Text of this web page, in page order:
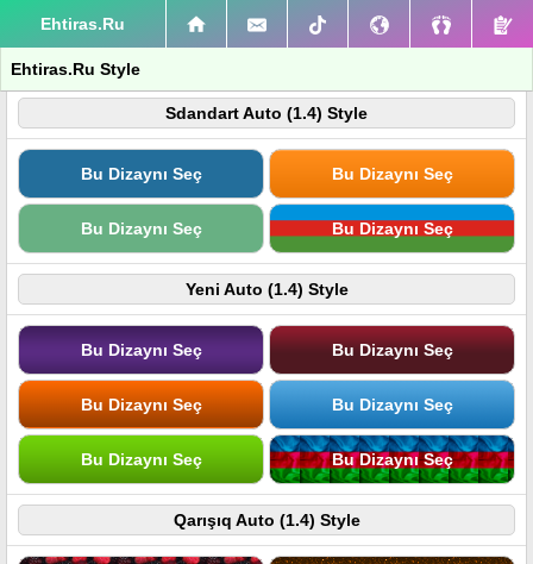
Ehtiras.Ru
Ehtiras.Ru Style
Sdandart Auto (1.4) Style
Bu Dizaynı Seç Bu Dizaynı Seç
Bu Dizaynı Seç Bu Dizaynı Seç
Yeni Auto (1.4) Style
Bu Dizaynı Seç Bu Dizaynı Seç
Bu Dizaynı Seç Bu Dizaynı Seç
Bu Dizaynı Seç Bu Dizaynı Seç
Qarışıq Auto (1.4) Style